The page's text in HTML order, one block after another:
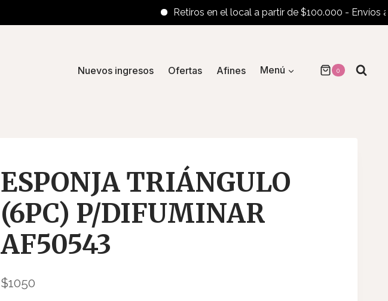
Retiros en el local a partir de $100.000 - Envíos al
Nuevos ingresos Ofertas Afines Menú 0
ESPONJA TRIÁNGULO
(6PC) P/DIFUMINAR
AF50543
$1050